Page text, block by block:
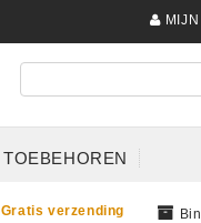
TOEBEHOREN
Gratis verzending